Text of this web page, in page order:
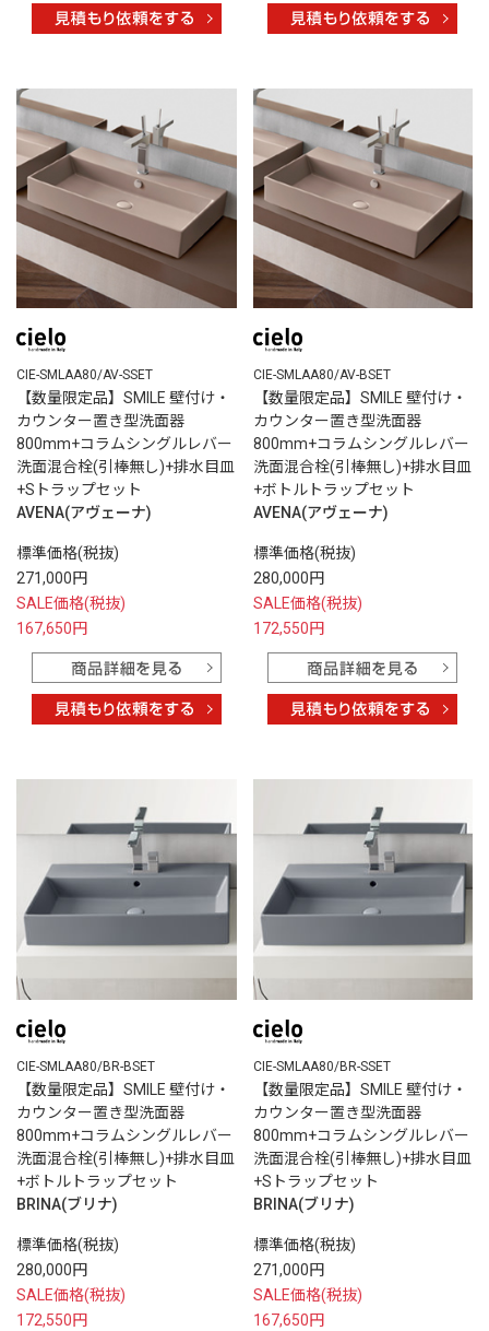
CIE-SMLAA80/AV-SSET
【数量限定品】SMILE 壁付け・
カウンター置き型洗面器
800mm+コラムシングルレバー
洗面混合栓(引棒無し)+排水目皿
+Sトラップセット
AVENA(アヴェーナ)
標準価格(税抜)
271,000円
SALE価格(税抜)
167,650円
CIE-SMLAA80/AV-BSET
【数量限定品】SMILE 壁付け・
カウンター置き型洗面器
800mm+コラムシングルレバー
洗面混合栓(引棒無し)+排水目皿
+ボトルトラップセット
AVENA(アヴェーナ)
標準価格(税抜)
280,000円
SALE価格(税抜)
172,550円
CIE-SMLAA80/BR-BSET
【数量限定品】SMILE 壁付け・
カウンター置き型洗面器
800mm+コラムシングルレバー
洗面混合栓(引棒無し)+排水目皿
+ボトルトラップセット
BRINA(ブリナ)
標準価格(税抜)
280,000円
SALE価格(税抜)
172,550円
CIE-SMLAA80/BR-SSET
【数量限定品】SMILE 壁付け・
カウンター置き型洗面器
800mm+コラムシングルレバー
洗面混合栓(引棒無し)+排水目皿
+Sトラップセット
BRINA(ブリナ)
標準価格(税抜)
271,000円
SALE価格(税抜)
167,650円